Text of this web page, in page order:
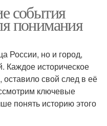
события
понимания
России, но и город,
Каждое историческое
свой след в её
ключевые
понять историю этого